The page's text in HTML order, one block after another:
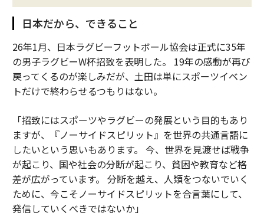
日本だから、できること
26年1月、日本ラグビーフットボール協会は正式に35年
の男子ラグビーW杯招致を表明した。 19年の感動が再び
戻ってくるのが楽しみだが、土田は単にスポーツイベン
トだけで終わらせるつもりはない。
「招致にはスポーツやラグビーの発展という目的もあり
ますが、『ノーサイドスピリット』を世界の共通言語に
したいという思いもあります。 今、世界を見渡せば戦争
が起こり、国や社会の分断が起こり、貧困や教育など格
差が広がっています。 分断を越え、人類をつないでいく
ために、今こそノーサイドスピリットを合言葉にして、
発信していくべきではないか」